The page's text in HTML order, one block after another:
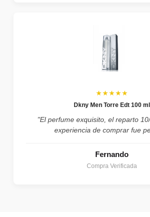
★★★★★
Dkny Men Torre Edt 100 ml
"El perfume exquisito, el reparto
experiencia de comprar fue
Fernando
Compra Verificada